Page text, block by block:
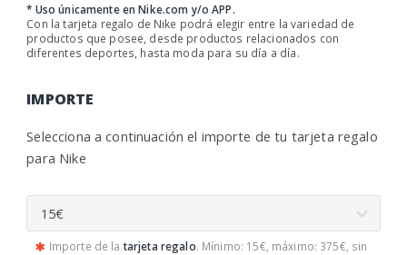
* Uso únicamente en Nike.com y/o APP.
Con la tarjeta regalo de Nike podrá elegir entre la variedad de
productos que posee, desde productos relacionados con
diferentes deportes, hasta moda para su día a día.
IMPORTE
Selecciona a continuación el importe de tu tarjeta regalo
para Nike
Importe de la tarjeta regalo. Mínimo: 15€, máximo: 375€, sin